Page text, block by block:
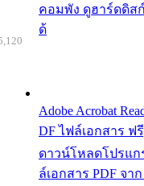
คอมพัง ดูฮาร์ดดิสก์
ด้
Adobe Acrobat
DF ไฟล์เอกสาร ฟรี
ดาวน์โหลดโปรแกร
ล์เอกสาร PDF จา